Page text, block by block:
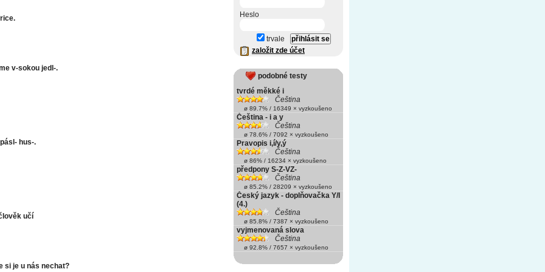
v-sokou jedl-.
hus-.
učí
si je u nás nechat?
Heslo
trvale
založit zde účet
podobné testy
tvrdé měkké i
Čeština
ø 89.7% / 16349 × vyzkoušeno
Čeština - i a y
Čeština
ø 78.6% / 7092 × vyzkoušeno
Pravopis i,í/y,ý
Čeština
ø 86% / 16234 × vyzkoušeno
předpony S-Z-VZ-
Čeština
ø 85.2% / 28209 × vyzkoušeno
Český jazyk - doplňovačka Y/I
(4.)
Čeština
ø 85.8% / 7387 × vyzkoušeno
vyjmenovaná slova
Čeština
ø 92.8% / 7657 × vyzkoušeno